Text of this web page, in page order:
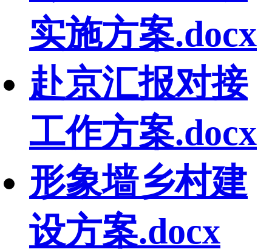
实施方案.docx
赴京汇报对接
工作方案.docx
形象墙乡村建
设方案.docx